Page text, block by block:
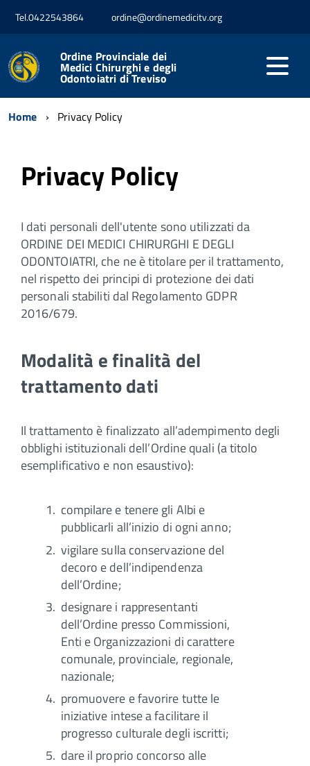
Tel.0422543864 ordine@ordinemedicitv.org
Ordine Provinciale dei
Medici Chirurghi e degli
Odontoiatri di Treviso
Home Privacy Policy
Privacy Policy
I dati personali dell'utente sono utilizzati da
ORDINE DEI MEDICI CHIRURGHI E DEGLI
ODONTOIATRI, che ne è titolare per il trattamento,
nel rispetto dei principi di protezione dei dati
personali stabiliti dal Regolamento GDPR
2016/679.
Modalità e finalità del
trattamento dati
Il trattamento è finalizzato all’adempimento degli
obblighi istituzionali dell’Ordine quali (a titolo
esemplificativo e non esaustivo):
compilare e tenere gli Albi e
pubblicarli all’inizio di ogni anno;
vigilare sulla conservazione del
decoro e dell’indipendenza
dell’Ordine;
designare i rappresentanti
dell’Ordine presso Commissioni,
Enti e Organizzazioni di carattere
comunale, provinciale, regionale,
nazionale;
promuovere e favorire tutte le
iniziative intese a facilitare il
progresso culturale degli iscritti;
dare il proprio concorso alle